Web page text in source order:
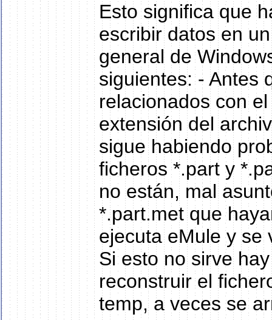
Esto significa que
escribir datos en
general de
siguientes: - Antes
relacionados con
extensión del
sigue habiendo
ficheros *.part y
no están, mal
*.part.met que
ejecuta eMule y se
Si esto no sirve
reconstruir el
temp, a veces se